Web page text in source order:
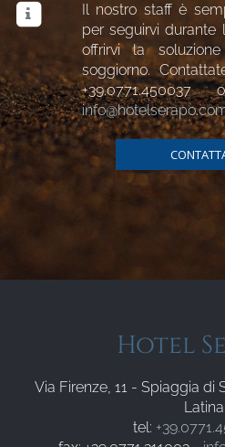
Il nostro staff è
per seguirvi durante
offrirvi la
soggiorno.
+39.0771.450037
Hotel
Via Firenze, 11 - Spiaggia di
Latina
tel: